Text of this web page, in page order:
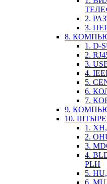
2.
3.
8.
1. D-
2.
3.
4.
5.
6.
7.
9.
10.
1.
2.
3.
4.
PLH
5.
6.